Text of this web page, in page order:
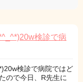
検診で病
検診で病院ではど
ので今日、R先生に